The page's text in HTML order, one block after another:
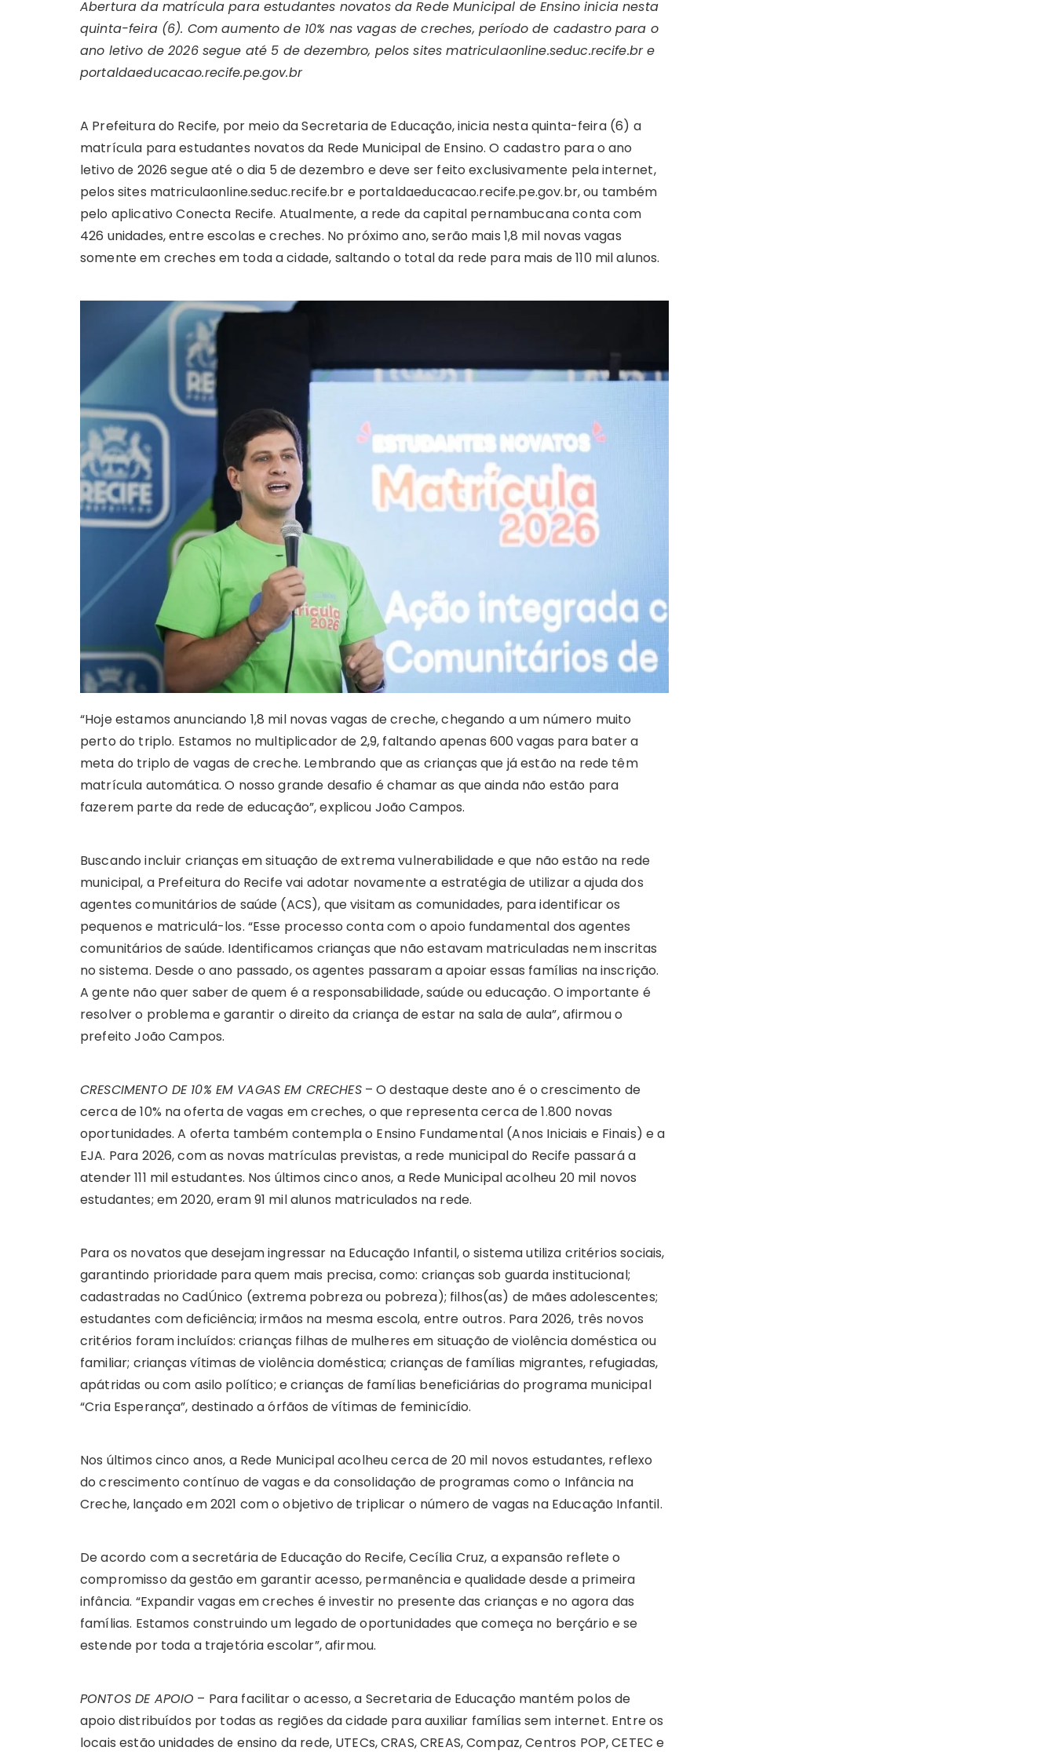
Abertura da matrícula para estudantes novatos da Rede Municipal de Ensino inicia nesta
quinta-feira (6). Com aumento de 10% nas vagas de creches, período de cadastro para o
ano letivo de 2026 segue até 5 de dezembro, pelos sites matriculaonline.seduc.recife.br e
portaldaeducacao.recife.pe.gov.br
A Prefeitura do Recife, por meio da Secretaria de Educação, inicia nesta quinta-feira (6) a
matrícula para estudantes novatos da Rede Municipal de Ensino. O cadastro para o ano
letivo de 2026 segue até o dia 5 de dezembro e deve ser feito exclusivamente pela internet,
pelos sites matriculaonline.seduc.recife.br e portaldaeducacao.recife.pe.gov.br, ou também
pelo aplicativo Conecta Recife. Atualmente, a rede da capital pernambucana conta com
426 unidades, entre escolas e creches. No próximo ano, serão mais 1,8 mil novas vagas
somente em creches em toda a cidade, saltando o total da rede para mais de 110 mil alunos.
“Hoje estamos anunciando 1,8 mil novas vagas de creche, chegando a um número muito
perto do triplo. Estamos no multiplicador de 2,9, faltando apenas 600 vagas para bater a
meta do triplo de vagas de creche. Lembrando que as crianças que já estão na rede têm
matrícula automática. O nosso grande desafio é chamar as que ainda não estão para
fazerem parte da rede de educação”, explicou João Campos.
Buscando incluir crianças em situação de extrema vulnerabilidade e que não estão na rede
municipal, a Prefeitura do Recife vai adotar novamente a estratégia de utilizar a ajuda dos
agentes comunitários de saúde (ACS), que visitam as comunidades, para identificar os
pequenos e matriculá-los. “Esse processo conta com o apoio fundamental dos agentes
comunitários de saúde. Identificamos crianças que não estavam matriculadas nem inscritas
no sistema. Desde o ano passado, os agentes passaram a apoiar essas famílias na inscrição.
A gente não quer saber de quem é a responsabilidade, saúde ou educação. O importante é
resolver o problema e garantir o direito da criança de estar na sala de aula”, afirmou o
prefeito João Campos.
CRESCIMENTO DE 10% EM VAGAS EM CRECHES– O destaque deste ano é o crescimento de
cerca de 10% na oferta de vagas em creches, o que representa cerca de 1.800 novas
oportunidades. A oferta também contempla o Ensino Fundamental (Anos Iniciais e Finais) e a
EJA. Para 2026, com as novas matrículas previstas, a rede municipal do Recife passará a
atender 111 mil estudantes. Nos últimos cinco anos, a Rede Municipal acolheu 20 mil novos
estudantes; em 2020, eram 91 mil alunos matriculados na rede.
Para os novatos que desejam ingressar na Educação Infantil, o sistema utiliza critérios sociais,
garantindo prioridade para quem mais precisa, como: crianças sob guarda institucional;
cadastradas no CadÚnico (extrema pobreza ou pobreza); filhos(as) de mães adolescentes;
estudantes com deficiência; irmãos na mesma escola, entre outros. Para 2026, três novos
critérios foram incluídos: crianças filhas de mulheres em situação de violência doméstica ou
familiar; crianças vítimas de violência doméstica; crianças de famílias migrantes, refugiadas,
apátridas ou com asilo político; e crianças de famílias beneficiárias do programa municipal
“Cria Esperança”, destinado a órfãos de vítimas de feminicídio.
Nos últimos cinco anos, a Rede Municipal acolheu cerca de 20 mil novos estudantes, reflexo
do crescimento contínuo de vagas e da consolidação de programas como o Infância na
Creche, lançado em 2021 com o objetivo de triplicar o número de vagas na Educação Infantil.
De acordo com a secretária de Educação do Recife, Cecília Cruz, a expansão reflete o
compromisso da gestão em garantir acesso, permanência e qualidade desde a primeira
infância. “Expandir vagas em creches é investir no presente das crianças e no agora das
famílias. Estamos construindo um legado de oportunidades que começa no berçário e se
estende por toda a trajetória escolar”, afirmou.
PONTOS DE APOIO – Para facilitar o acesso, a Secretaria de Educação mantém polos de
apoio distribuídos por todas as regiões da cidade para auxiliar famílias sem internet. Entre os
locais estão unidades de ensino da rede, UTECs, CRAS, CREAS, Compaz, Centros POP, CETEC e